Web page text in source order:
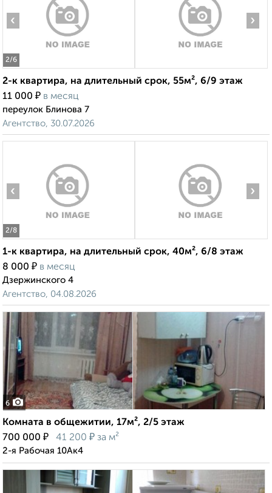
2/6
‹ ›
2-к квартира, на длительный срок, 55м², 6/9 этаж
11 000 ₽ в месяц
переулок Блинова 7
Агентство, 30.07.2026
2/8
‹ ›
1-к квартира, на длительный срок, 40м², 6/8 этаж
8 000 ₽ в месяц
Дзержинского 4
Агентство, 04.08.2026
6
Комната в общежитии, 17м², 2/5 этаж
700 000 ₽ 41 200 ₽ за м²
2-я Рабочая 10Ак4